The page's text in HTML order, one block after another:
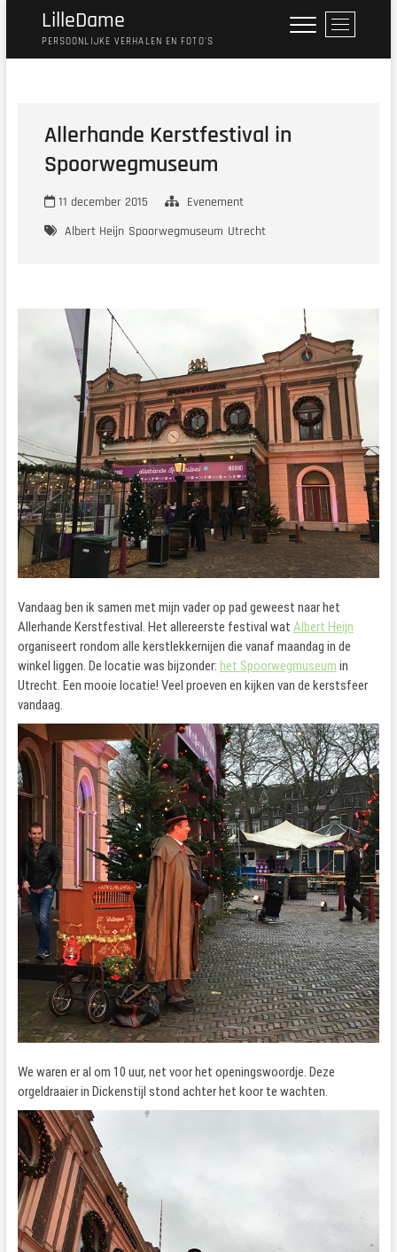
LilleDame
PERSOONLIJKE VERHALEN EN FOTO'S
M
e
n
Allerhande Kerstfestival in
Spoorwegmuseum
11 december 2015
Evenement
Albert Heijn Spoorwegmuseum Utrecht
Vandaag ben ik samen met mijn vader op pad geweest naar het
Allerhande Kerstfestival. Het allereerste festival wat Albert Heijn
organiseert rondom alle kerstlekkernijen die vanaf maandag in de
winkel liggen. De locatie was bijzonder: het Spoorwegmuseum in
Utrecht. Een mooie locatie! Veel proeven en kijken van de kerstsfeer
vandaag.
We waren er al om 10 uur, net voor het openingswoordje. Deze
orgeldraaier in Dickenstijl stond achter het koor te wachten.